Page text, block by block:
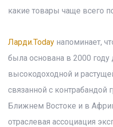
какие товары чаще всего
Ларди.Today напоминает,
была основана в 2000
высокодоходной и
связанной с контрабандой
Ближнем Востоке и в
отраслевая ассоциация